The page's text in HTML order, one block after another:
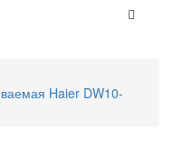
Haier DW10-